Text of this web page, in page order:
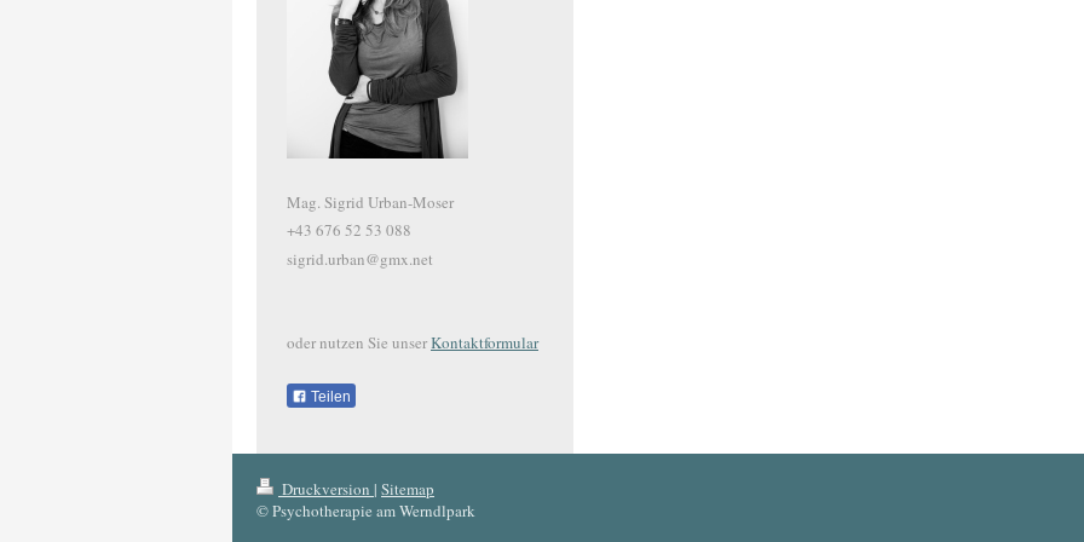
Mag. Sigrid Urban-Moser
+43 676 52 53 088
sigrid.urban@gmx.net
oder nutzen Sie unserKontaktformular
Teilen
Druckversion | Sitemap
© Psychotherapie am Werndlpark